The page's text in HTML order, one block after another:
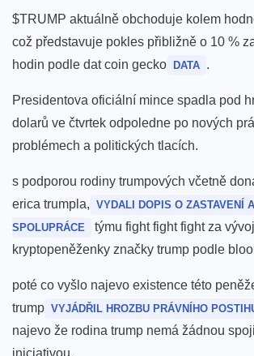
$TRUMP‌ aktuálně obchoduje kolem
což představuje pokles přibližně o 10 %‌
⁢hodin podle ‍dat coin gecko
DATA .
Presidentova⁤ oficiální mince spadla pod
dolarů ve čtvrtek odpoledne ‍po nových
problémech a⁤ politických‍ tlacích.
s podporou rodiny ‌trumpových ⁢včetně
erica trumpla, VYDALI DOPIS O ZASTAVENÍ A
SPOLUPRÁCE
týmu fight fight fight ⁤za
⁣kryptopeněženky značky trump podle​
poté ⁤co vyšlo najevo existence této
trump VYJÁDŘIL HROZBU PRÁVNÍHO‌
najevo že rodina trump nemá žádnou